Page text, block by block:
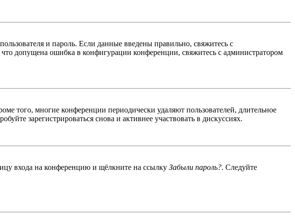
и пароль. Если данные введены правильно, свяжитесь с
допущена ошибка в конфигурации конференции, свяжитесь с администратором
того, многие конференции периодически удаляют пользователей, длительное
зарегистрироваться снова и активнее участвовать в дискуссиях.
входа на конференцию и щёлкните на ссылку Забыли пароль?. Следуйте